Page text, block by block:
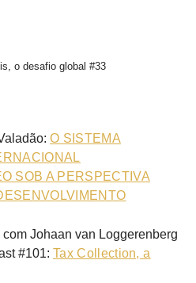
o desafio global #33
O SISTEMA
SOB A PERSPECTIVA
Johaan van Loggerenberg
#101: Tax Collection, a